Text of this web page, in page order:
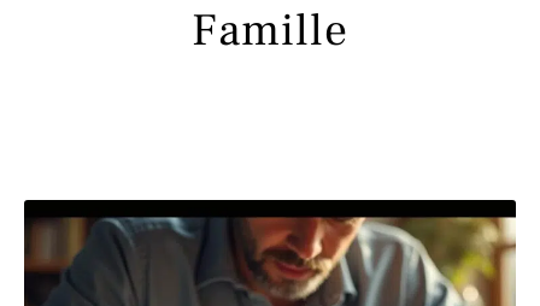
Famille